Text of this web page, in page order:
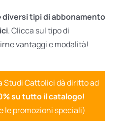
diversi tipi di abbonamento
. Clicca sul tipo di
vantaggi e modalità!
Studi Cattolici dà diritto ad
su tutto il catalogo!
le promozioni speciali)